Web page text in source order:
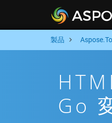
製品
Go